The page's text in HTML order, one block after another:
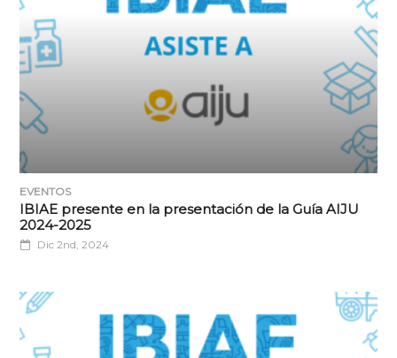
EVENTOS
IBIAE presente en la presentación de la Guía AIJU
2024-2025
Dic 2nd, 2024